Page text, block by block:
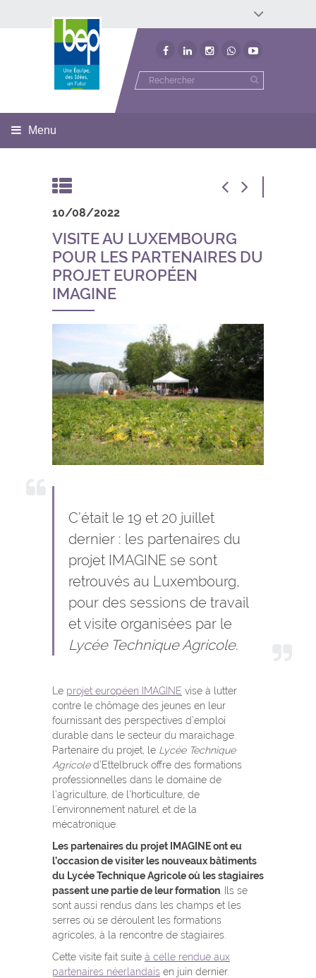
Développement économique
Développement territorial
Menu
10/08/2022
VISITE AU LUXEMBOURG
POUR LES PARTENAIRES DU
PROJET EUROPÉEN
IMAGINE
C’était le 19 et 20 juillet
dernier : les partenaires du
projet IMAGINE se sont
retrouvés au Luxembourg,
pour des sessions de travail
et visite organisées par le
Lycée Technique Agricole.
Le projet européen IMAGINE vise à lutter
contre le chômage des jeunes en leur
fournissant des perspectives d’emploi
durable dans le secteur du maraichage.
Partenaire du projet, le Lycée Technique
Agricoled’Ettelbruck offre des formations
professionnelles dans le domaine de
l’agriculture, de l’horticulture, de
l’environnement naturel et de la
mécatronique.
Les partenaires du projet IMAGINE ont eu
l’occasion de visiter les nouveaux bâtiments
du Lycée Technique Agricole où les stagiaires
passent une partie de leur formation . Ils se
sont aussi rendus dans les champs et les
serres où se déroulent les formations
agricoles, à la rencontre de stagiaires.
Cette visite fait suite à celle rendue aux
partenaires néerlandais en juin dernier.